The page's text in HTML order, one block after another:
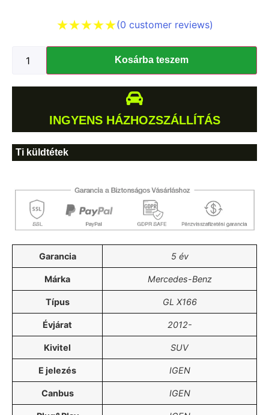
(0 customer reviews)
Kosárba teszem
INGYENS HÁZHOZSZÁLLÍTÁS
Ti küldtétek
Garancia 5 év
Márka Mercedes-Benz
Típus GL X166
Évjárat 2012-
Kivitel SUV
E jelezés IGEN
Canbus IGEN